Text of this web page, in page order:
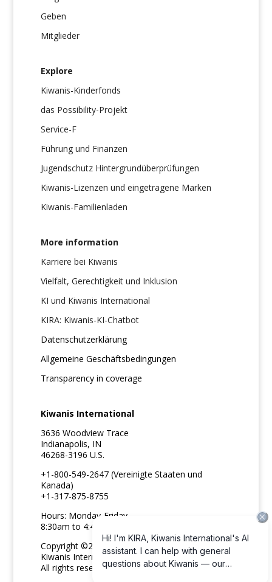
Geben
Mitglieder
Explore
Kiwanis-Kinderfonds
das Possibility-Projekt
Service-F
Führung und Finanzen
Jugendschutz Hintergrundüberprüfungen
Kiwanis-Lizenzen und eingetragene Marken
Kiwanis-Familienladen
More information
Karriere bei Kiwanis
Vielfalt, Gerechtigkeit und Inklusion
KI und Kiwanis International
KIRA: Kiwanis-KI-Chatbot
Datenschutzerklärung
Allgemeine Geschäftsbedingungen
Transparency in coverage
Kiwanis International
3636 Woodview Trace
Indianapolis, IN
46268-3196 U.S.
+1-800-549-2647 (Vereinigte Staaten und
Kanada)
+1-317-875-8755
Hours: Monday-Friday
8:30am to 4:45pm ET
Copyright ©2026
Kiwanis International
All rights reserved